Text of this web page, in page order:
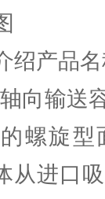
绍产品
向输送
螺旋
从进口